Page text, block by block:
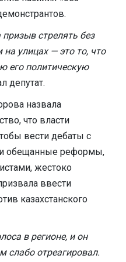
стрелять без
улицах — это то, что
его политическую
депутат.
назвала
что власти
вести дебаты с
обещанные реформы,
жестоко
ввести
казахстанского
в регионе, и он
слабо отреагировал.